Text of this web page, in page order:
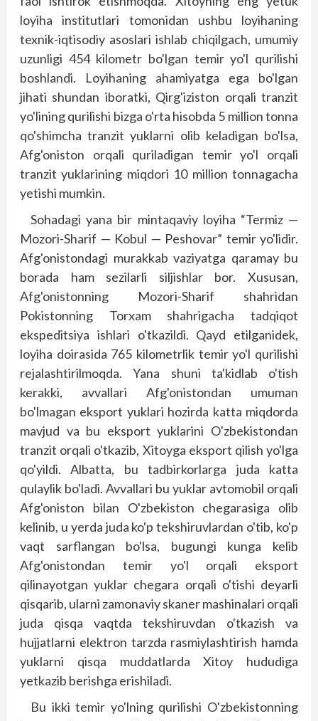
loyiha institutlari tomonidan ushbu loyihaning
texnik-iqtisodiy asoslari ishlab chiqilgach, umumiy
uzunligi 454 kilometr bo'lgan temir yo'l qurilishi
boshlandi. Loyihaning ahamiyatga ega bo'lgan
jihati shundan iboratki, Qirg'iziston orqali tranzit
yo'lining qurilishi bizga o'rta hisobda 5 million tonna
qo'shimcha tranzit yuklarni olib keladigan bo'lsa,
Afg'oniston orqali quriladigan temir yo'l orqali
tranzit yuklarining miqdori 10 million tonnagacha
yetishi mumkin.
Sohadagi yana bir mintaqaviy loyiha “Termiz —
Mozori-Sharif — Kobul — Peshovar” temir yo'lidir.
Afg'onistondagi murakkab vaziyatga qaramay bu
borada ham sezilarli siljishlar bor. Xususan,
Afg'onistonning Mozori-Sharif shahridan
Pokistonning Torxam shahrigacha tadqiqot
ekspeditsiya ishlari o'tkazildi. Qayd etilganidek,
loyiha doirasida 765 kilometrlik temir yo'l qurilishi
rejalashtirilmoqda. Yana shuni ta'kidlab o'tish
kerakki, avvallari Afg'onistondan umuman
bo'lmagan eksport yuklari hozirda katta miqdorda
mavjud va bu eksport yuklarini O'zbekistondan
tranzit orqali o'tkazib, Xitoyga eksport qilish yo'lga
qo'yildi. Albatta, bu tadbirkorlarga juda katta
qulaylik bo'ladi. Avvallari bu yuklar avtomobil orqali
Afg'oniston bilan O'zbekiston chegarasiga olib
kelinib, u yerda juda ko'p tekshiruvlardan o'tib, ko'p
vaqt sarflangan bo'lsa, bugungi kunga kelib
Afg'onistondan temir yo'l orqali eksport
qilinayotgan yuklar chegara orqali o'tishi deyarli
qisqarib, ularni zamonaviy skaner mashinalari orqali
juda qisqa vaqtda tekshiruvdan o'tkazish va
hujjatlarni elektron tarzda rasmiylashtirish hamda
yuklarni qisqa muddatlarda Xitoy hududiga
yetkazib berishga erishiladi.
Bu ikki temir yo'lning qurilishi O'zbekistonning